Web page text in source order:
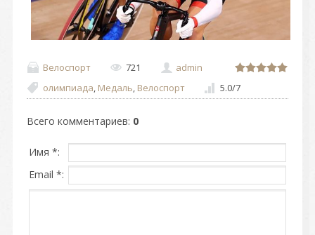
Велоспорт 721
admin
олимпиада, Медаль, Велоспорт 5.0/7
Всего комментариев: 0
Имя *:
Email *: